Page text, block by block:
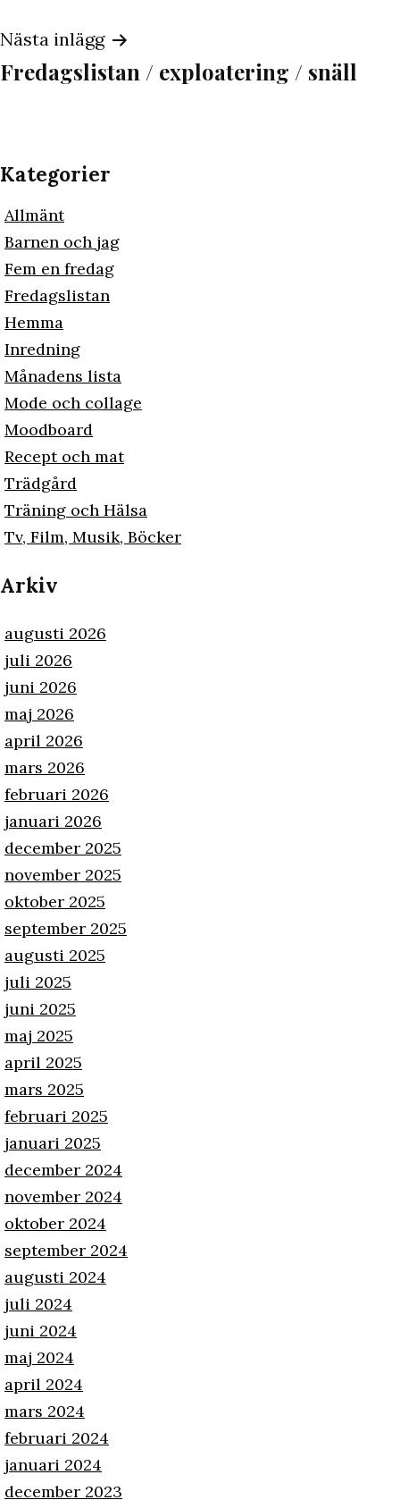
Nästa inlägg
Fredagslistan / exploatering / snäll
Kategorier
Allmänt
Barnen och jag
Fem en fredag
Fredagslistan
Hemma
Inredning
Månadens lista
Mode och collage
Moodboard
Recept och mat
Trädgård
Träning och Hälsa
Tv, Film, Musik, Böcker
Arkiv
augusti 2026
juli 2026
juni 2026
maj 2026
april 2026
mars 2026
februari 2026
januari 2026
december 2025
november 2025
oktober 2025
september 2025
augusti 2025
juli 2025
juni 2025
maj 2025
april 2025
mars 2025
februari 2025
januari 2025
december 2024
november 2024
oktober 2024
september 2024
augusti 2024
juli 2024
juni 2024
maj 2024
april 2024
mars 2024
februari 2024
januari 2024
december 2023